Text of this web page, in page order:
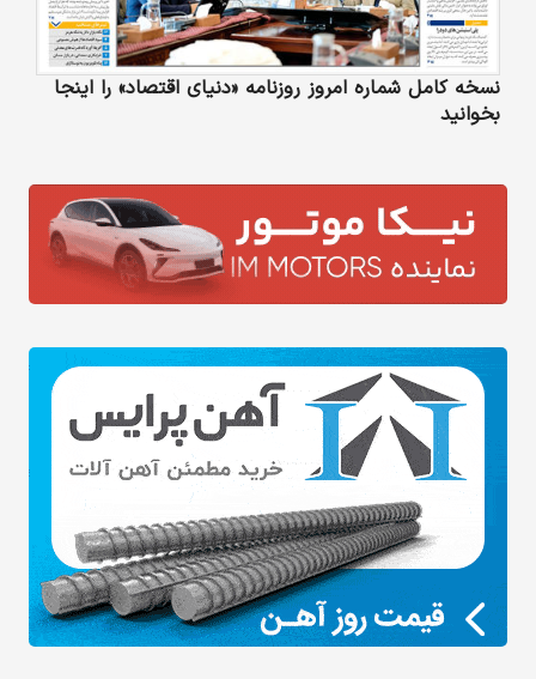
نسخه کامل شماره امروز روزنامه «دنیای‌ اقتصاد» را اینجا
بخوانید